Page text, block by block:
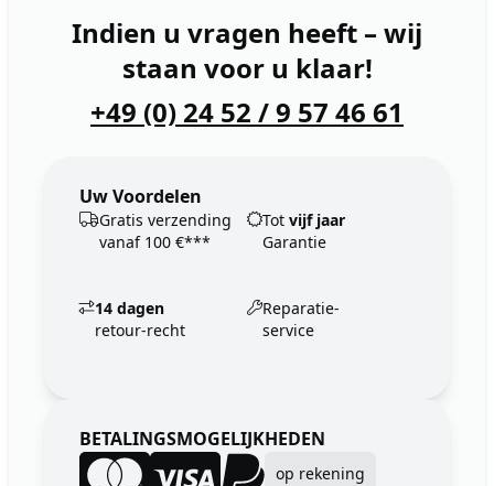
Indien u vragen heeft – wij
staan voor u klaar!
+49 (0) 24 52 / 9 57 46 61
Uw Voordelen
Gratis verzending
vanaf 100 €***
Tot vijf jaar
Garantie
14 dagen
retour-recht
Reparatie-
service
BETALINGSMOGELIJKHEDEN
op rekening